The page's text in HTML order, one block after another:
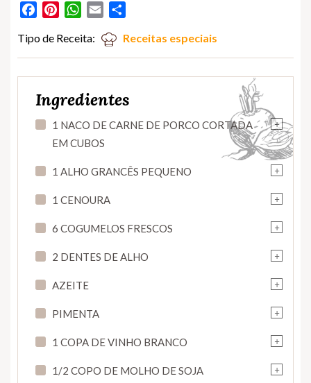
FacebookPinterestWhatsApp
Email
Tipo de Receita: Receitas especiais
Ingredientes
+
1 NACO DE CARNE DE PORCO CORTADA
EM CUBOS
+
1 ALHO GRANCÊS PEQUENO
+
1 CENOURA
+
6 COGUMELOS FRESCOS
+
2 DENTES DE ALHO
+
AZEITE
+
PIMENTA
+
1 COPA DE VINHO BRANCO
+
1/2 COPO DE MOLHO DE SOJA